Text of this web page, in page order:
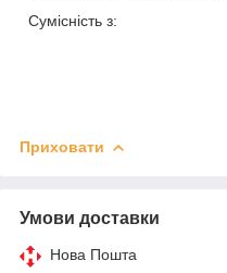
Сумісність з:
Приховати
Умови доставки
Нова Пошта